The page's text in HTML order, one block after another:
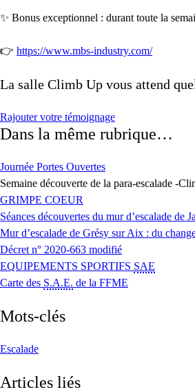
✨ Bonus exceptionnel : durant toute la
👉 https://www.mbs-industry.com/
La salle Climb Up vous attend
Rajouter votre témoignage
Dans la même rubrique…
Journée Portes Ouvertes
Semaine découverte de la para-escalade -
GRIMPE COEUR
Séances découvertes du mur d’escalade de
Mur d’escalade de Grésy sur Aix : du
Décret n° 2020-663 modifié
EQUIPEMENTS SPORTIFS SAE
Carte des S.A.E. de la FFME
Mots-clés
Escalade
Articles liés